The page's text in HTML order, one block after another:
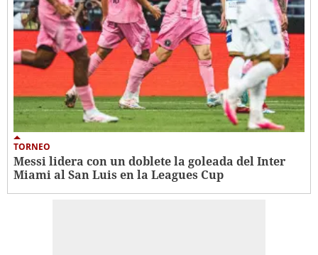
TORNEO
Messi lidera con un doblete la goleada del Inter
Miami al San Luis en la Leagues Cup